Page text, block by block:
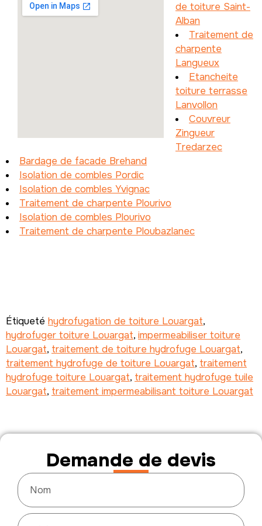
de toiture Saint-
Alban
Traitement de
charpente
Langueux
Etancheite
toiture terrasse
Lanvollon
Couvreur
Zingueur
Tredarzec
Bardage de facade Brehand
Isolation de combles Pordic
Isolation de combles Yvignac
Traitement de charpente Plourivo
Isolation de combles Plourivo
Traitement de charpente Ploubazlanec
Étiqueté hydrofugation de toiture Louargat,
hydrofuger toiture Louargat, impermeabiliser toiture
Louargat, traitement de toiture hydrofuge Louargat,
traitement hydrofuge de toiture Louargat, traitement
hydrofuge toiture Louargat, traitement hydrofuge tuile
Louargat, traitement impermeabilisant toiture Louargat
Demande de devis